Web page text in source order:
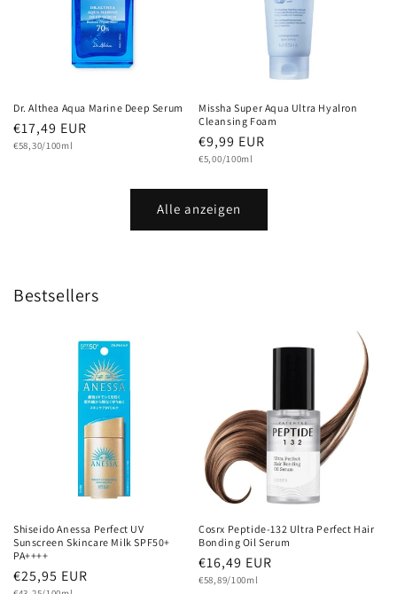
Dr. Althea Aqua Marine Deep Serum
Normaler
Preis
€17,49 EUR
Grundpreis
€58,30/100ml
Missha Super Aqua Ultra Hyalron
Cleansing Foam
Normaler
Preis
€9,99 EUR
Grundpreis
€5,00/100ml
Alle anzeigen
Bestsellers
Shiseido Anessa Perfect UV
Sunscreen Skincare Milk SPF50+
PA++++
Normaler
€25,95 EUR
Cosrx Peptide-132 Ultra Perfect Hair
Bonding Oil Serum
Normaler
Preis
€16,49 EUR
Grundpreis
€58,89/100ml